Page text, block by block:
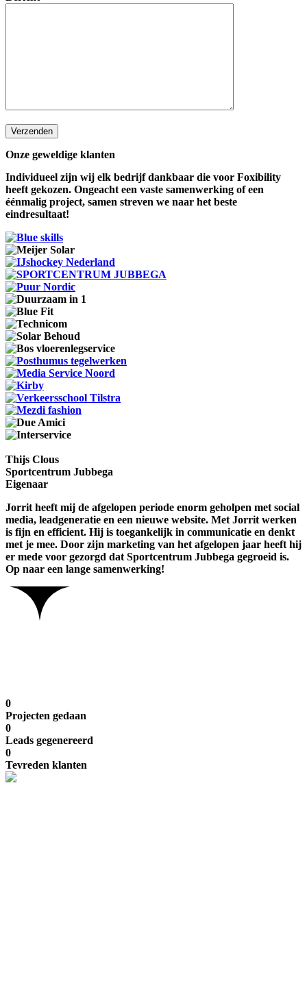
Onze geweldige klanten
Individueel zijn wij elk bedrijf dankbaar die voor Foxibility
heeft gekozen. Ongeacht een vaste samenwerking of een
éénmalig project, samen streven we naar het beste
eindresultaat!
Thijs Clous
Sportcentrum Jubbega
Eigenaar
Jorrit heeft mij de afgelopen periode enorm geholpen met social
media, leadgeneratie en een nieuwe website. Met Jorrit werken
is fijn en efficient. Hij is toegankelijk in communicatie en denkt
met je mee. Door zijn marketing van het afgelopen jaar heeft hij
er mede voor gezorgd dat Sportcentrum Jubbega gegroeid is.
Op naar een lange samenwerking!
0
Projecten gedaan
0
Leads gegenereerd
0
Tevreden klanten